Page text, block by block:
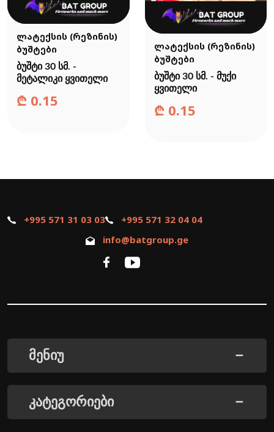
ლატექსის (რეზინის)
ბუშტები
ბუშტი 30 სმ. -
მეტალიკი ყვითელი
₾ 0.15
ლატექსის (რეზინის)
ბუშტები
ბუშტი 30 სმ. - მუქი
ყვითელი
₾ 0.15
+995 571 31 03 03
+995 571 32 04 04
info@batgroup.ge
მენიუ
კატეგორიები